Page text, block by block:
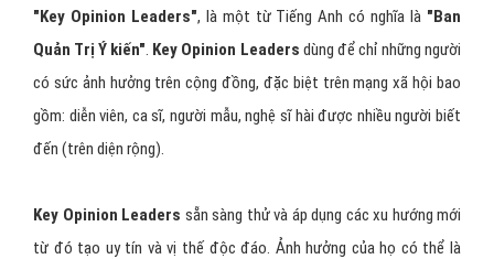
"Key Opinion Leaders", là một từ Tiếng Anh có nghĩa là "Ban
Quản Trị Ý kiến". ​​ Key Opinion Leaders dùng để chỉ những người
có sức ảnh hưởng trên cộng đồng, đặc biệt trên mạng xã hội bao
gồm: diễn viên, ca sĩ, người mẫu, nghệ sĩ hài được nhiều người biết
đến (trên diện rộng).
Key Opinion Leaders sẵn sàng thử và áp dụng các xu hướng mới
từ đó tạo uy tín và vị thế độc đáo. Ảnh hưởng của họ có thể là